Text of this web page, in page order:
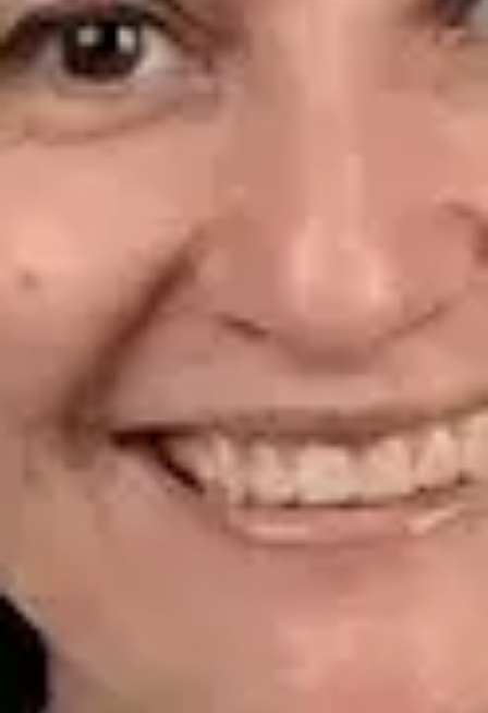
ES
Consulta Diagnostico vascular, Consulta Online Flebologia y
Linfologia
Dr. Leandro Wang
CGCOM | 464628929
Reservar cita Ver perfil
Dr. Alfredo del Valle Moreno Montañez — Dermatologist,
Global Health Spain Dr. Alfredo del Valle Moreno Montañez —
Dermatologist at Global Health Spain. Book an online video
consultation.
ES